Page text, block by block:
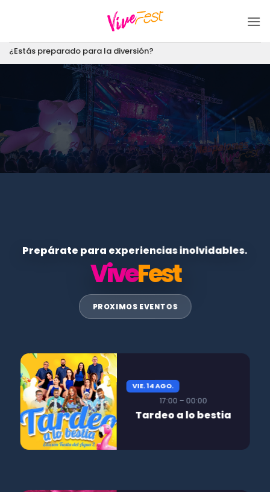
¿Estás preparado para la diversión?
Prepárate para experiencias inolvidables.
ViveFest
PROXIMOS EVENTOS
VIE. 14 AGO.
17:00 – 00:00
Tardeo a lo bestia